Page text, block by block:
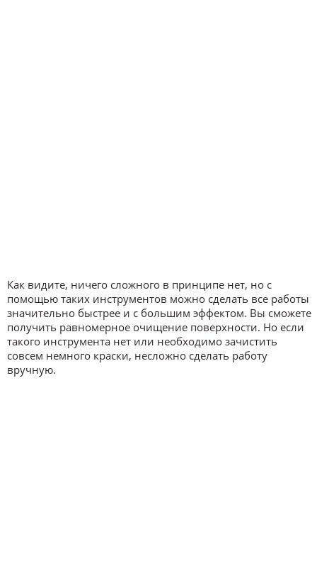
Как видите, ничего сложного в принципе нет, но с
помощью таких инструментов можно сделать все работы
значительно быстрее и с большим эффектом. Вы сможете
получить равномерное очищение поверхности. Но если
такого инструмента нет или необходимо зачистить
совсем немного краски, несложно сделать работу
вручную.